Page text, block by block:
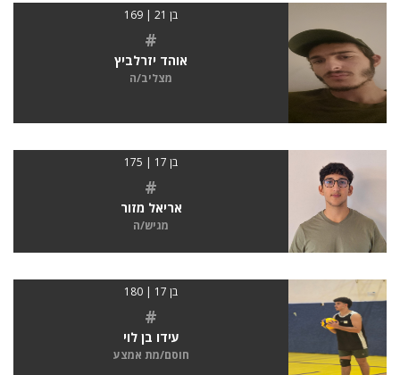
בן 21 | 169
#
אוהד יזרלביץ
מצליב/ה
בן 17 | 175
#
אריאל מזור
מגיש/ה
בן 17 | 180
#
עידו בן לוי
חוסם/מת אמצע